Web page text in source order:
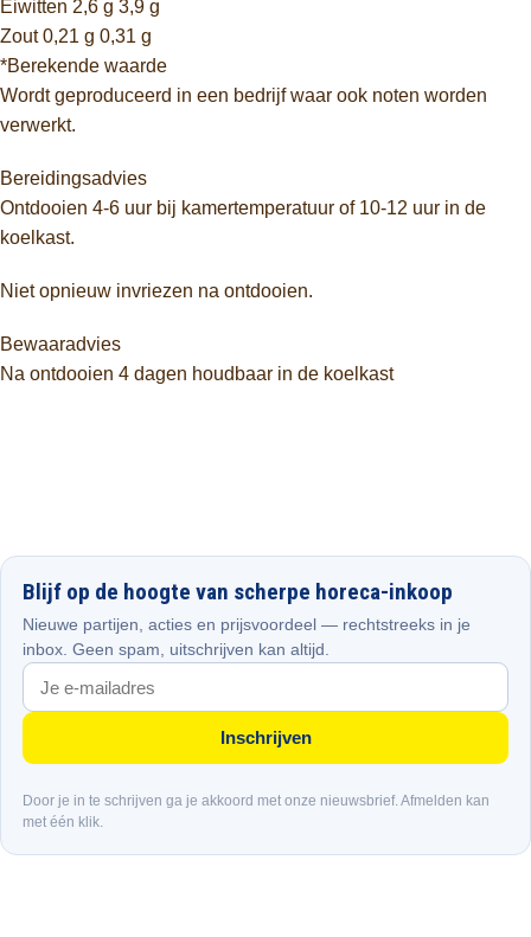
Eiwitten 2,6 g 3,9 g
Zout 0,21 g 0,31 g
*Berekende waarde
Wordt geproduceerd in een bedrijf waar ook noten worden
verwerkt.
Bereidingsadvies
Ontdooien 4-6 uur bij kamertemperatuur of 10-12 uur in de
koelkast.
Niet opnieuw invriezen na ontdooien.
Bewaaradvies
Na ontdooien 4 dagen houdbaar in de koelkast
Blijf op de hoogte van scherpe horeca-inkoop
Nieuwe partijen, acties en prijsvoordeel — rechtstreeks in je
inbox. Geen spam, uitschrijven kan altijd.
Inschrijven
Door je in te schrijven ga je akkoord met onze nieuwsbrief. Afmelden kan
met één klik.